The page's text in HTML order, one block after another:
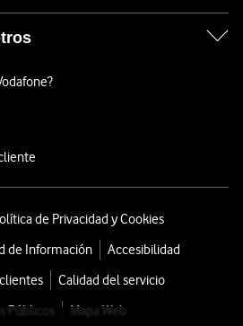
de Privacidad y Cookies
de Información
Accesibilidad
Calidad del servicio
Públicos
Mapa Web